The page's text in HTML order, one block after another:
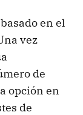
en el
vez
de
opción en
de